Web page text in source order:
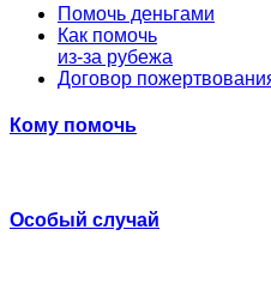
Помочь деньгами
Как помочь
из-за рубежа
Договор
Кому помочь
Особый случай